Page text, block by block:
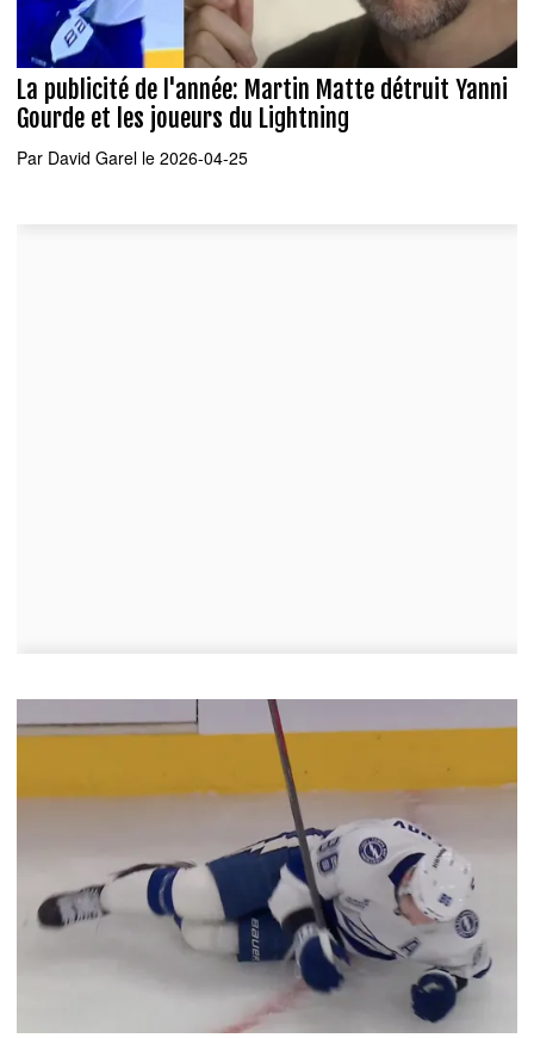
La publicité de l'année: Martin Matte détruit Yanni
Gourde et les joueurs du Lightning
Par David Garel le 2026-04-25